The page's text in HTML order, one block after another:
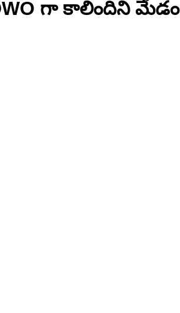
DWO గా కాలిందిని మేడం